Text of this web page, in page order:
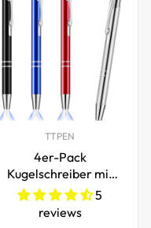
TTPEN
4er-Pack
Kugelschreiber mit
LED-Licht zum
Schreiben im Dunkeln
5
reviews